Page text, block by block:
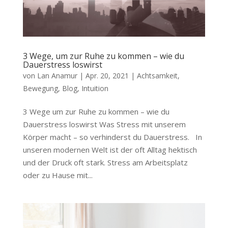
3 Wege, um zur Ruhe zu kommen – wie du
Dauerstress loswirst
von Lan Anamur| Apr. 20, 2021 | Achtsamkeit,
Bewegung, Blog, Intuition
3 Wege um zur Ruhe zu kommen – wie du
Dauerstress loswirst Was Stress mit unserem
Körper macht – so verhinderst du Dauerstress. In
unseren modernen Welt ist der oft Alltag hektisch
und der Druck oft stark. Stress am Arbeitsplatz
oder zu Hause mit...